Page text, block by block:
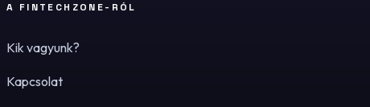
A FINTECHZONE-RÓL
Kik vagyunk?
Kapcsolat